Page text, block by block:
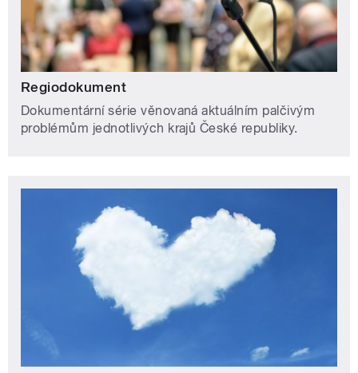
Regiodokument
Dokumentární série věnovaná aktuálním palčivým
problémům jednotlivých krajů České republiky.